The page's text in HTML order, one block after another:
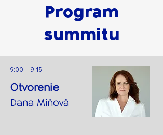
Program
summitu
9:00 - 9:15
Otvorenie
Dana Miňová